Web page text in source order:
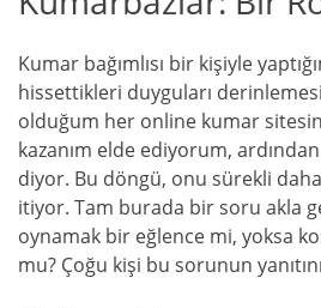
Kumar bağımlısı bir kişiyle
hissettikleri duyguları
olduğum her online kumar
kazanım elde ediyorum, ardından
diyor. Bu döngü, onu sürekli
itiyor. Tam burada bir soru akla
oynamak bir eğlence mi, yoksa
mu? Çoğu kişi bu sorunun